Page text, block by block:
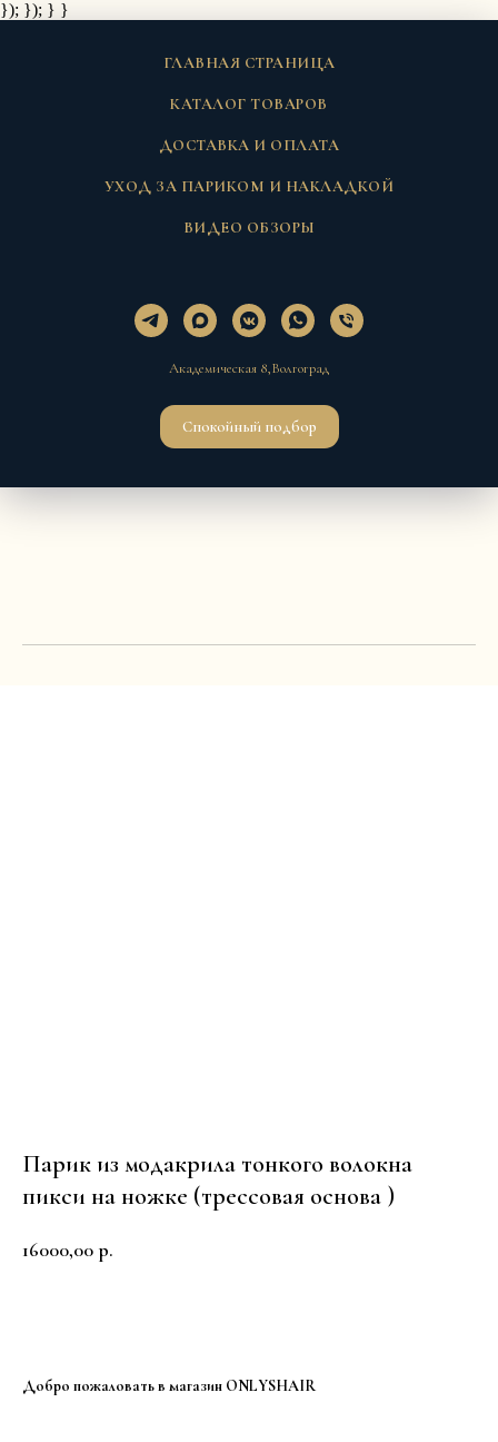
}); }); } }
ГЛАВНАЯ СТРАНИЦА
КАТАЛОГ ТОВАРОВ
ДОСТАВКА И ОПЛАТА
УХОД ЗА ПАРИКОМ И НАКЛАДКОЙ
ВИДЕО ОБЗОРЫ
Академическая 8,Волгоград
Спокойный подбор
Парик из модакрила тонкого волокна
пикси на ножке (трессовая основа )
16000,00 р.
Добро пожаловать в магазин ONLYSHAIR